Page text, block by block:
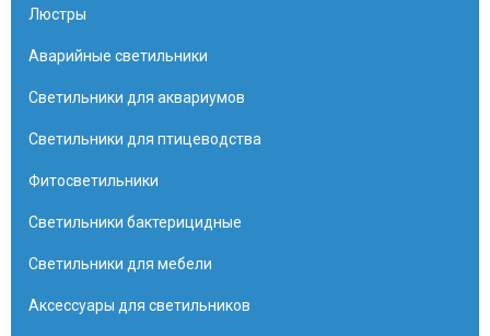
Люстры
Аварийные светильники
Светильники для аквариумов
Светильники для птицеводства
Фитосветильники
Светильники бактерицидные
Светильники для мебели
Аксессуары для светильников